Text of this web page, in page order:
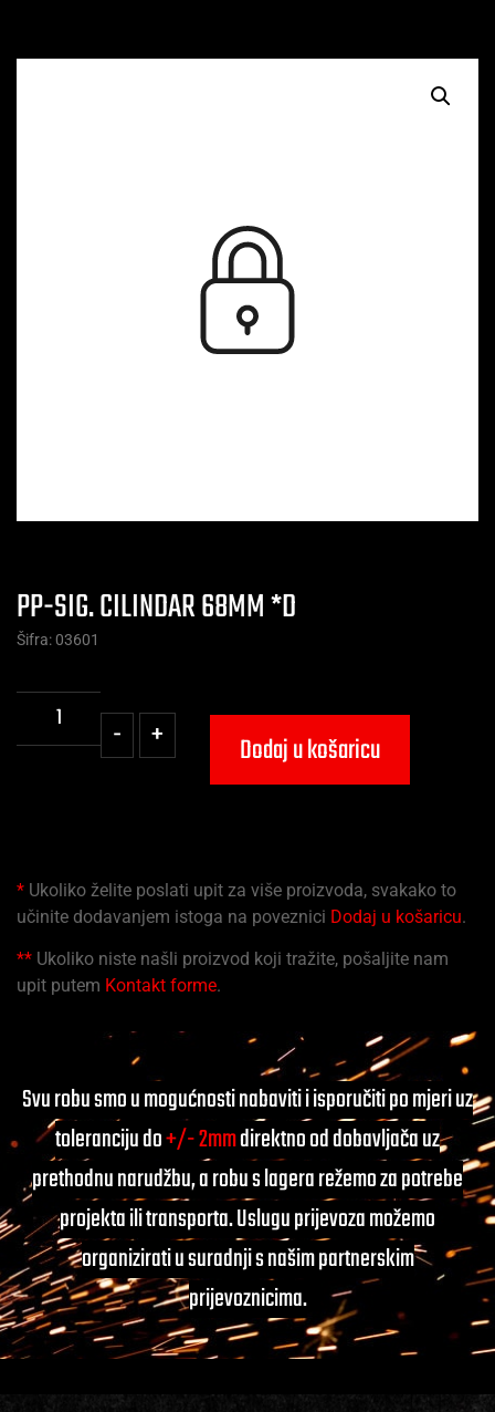
PP-SIG. CILINDAR 68MM *D
Šifra: 03601
- + Dodaj u košaricu
* Ukoliko želite poslati upit za više proizvoda, svakako to
učinite dodavanjem istoga na poveznici Dodaj u košaricu.
** Ukoliko niste našli proizvod koji tražite, pošaljite nam
upit putem Kontakt forme.
Svu robu smo u mogućnosti nabaviti i isporučiti po mjeri uz
toleranciju do+/- 2mmdirektno od dobavljača uz
prethodnu narudžbu, a robu s lagera režemo za potrebe
projekta ili transporta. Uslugu prijevoza možemo
organizirati u suradnji s našim partnerskim
prijevoznicima.